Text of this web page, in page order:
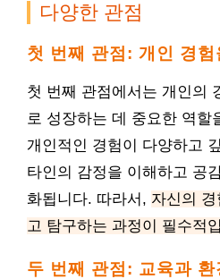
다양한 관점
첫 번째 관점: 개인 경
첫 번째 관점에서는 개인의
로 성장하는 데 중요한 역할
개인적인 경험이 다양하고
타인의 감정을 이해하고 공
화됩니다. 따라서, 자신의
고 탐구하는 과정이 필수적
두 번째 관점: 교육과